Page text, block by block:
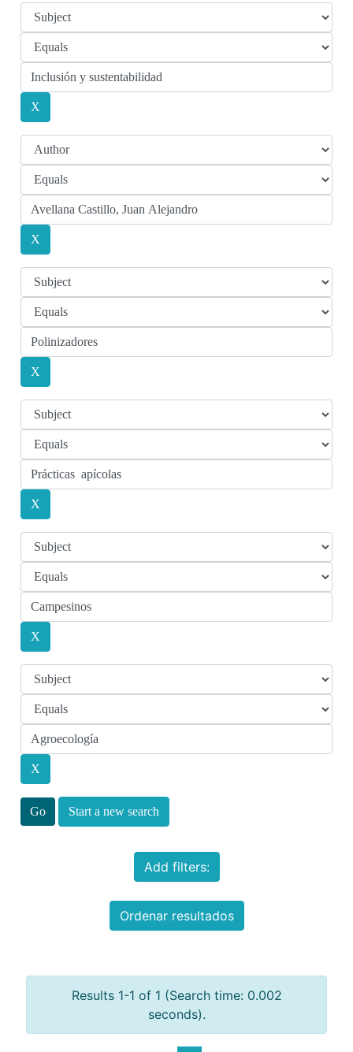
Start a new search
Add filters:
Ordenar resultados
Results 1-1 of 1 (Search time: 0.002
seconds).